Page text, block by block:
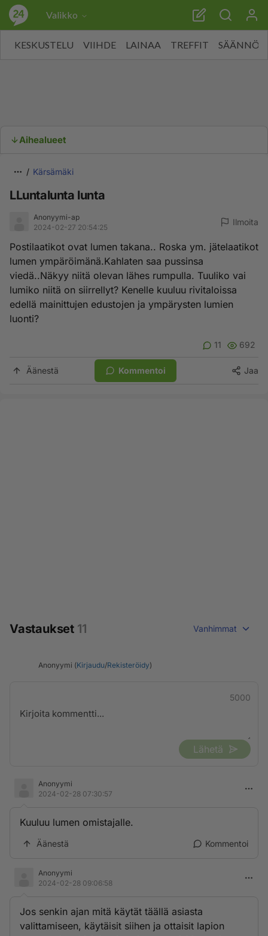
Valikko
KESKUSTELU VIIHDE LAINAA TREFFIT SÄÄNNÖT
Aihealueet
Kärsämäki
LLuntalunta lunta
Anonyymi-ap
2024-02-27 20:54:25
Ilmoita
Postilaatikot ovat lumen takana.. Roska ym. jätelaatikot
lumen ympäröimänä.Kahlaten saa pussinsa
viedä..Näkyy niitä olevan lähes rumpulla. Tuuliko vai
lumiko niitä on siirrellyt? Kenelle kuuluu rivitaloissa
edellä mainittujen edustojen ja ympärysten lumien
luonti?
11 692
Äänestä Kommentoi Jaa
Vastaukset 11 Vanhimmat
Anonyymi (Kirjaudu/Rekisteröidy)
5000
Lähetä
Anonyymi
2024-02-28 07:30:57
Kuuluu lumen omistajalle.
Äänestä Kommentoi
Anonyymi
2024-02-28 09:06:58
Jos senkin ajan mitä käytät täällä asiasta
valittamiseen, käytäisit siihen ja ottaisit lapion